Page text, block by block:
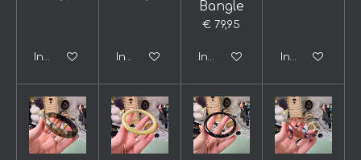
In winkelwagenIn winkelwagen
Bangle
€ 79,95
In winkelwagen In